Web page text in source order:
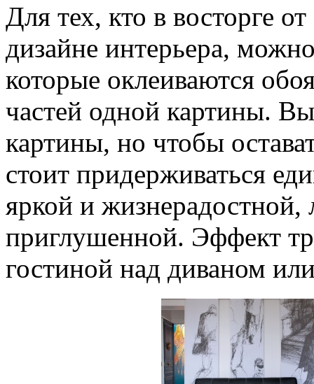
Для тех, кто в восторге
дизайне интерьера,
которые оклеиваются
частей одной картины.
картины, но чтобы
стоит придерживаться
яркой и жизнерадостной,
приглушенной. Эффект
гостиной над диваном